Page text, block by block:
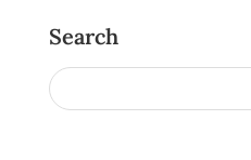
Search